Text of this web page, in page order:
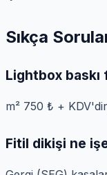
Sıkça
Lightbox baskı
m² 750 ₺ +
Fitil dikişi ne